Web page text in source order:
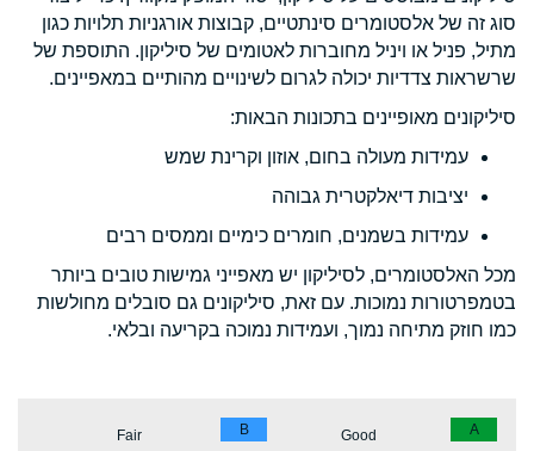
סוג זה של אלסטומרים סינתטיים, קבוצות אורגניות תלויות כגון
מתיל, פניל או ויניל מחוברות לאטומים של סיליקון. התוספת של
שרשראות צדדיות יכולה לגרום לשינויים מהותיים במאפיינים.
סיליקונים מאופיינים בתכונות הבאות:
עמידות מעולה בחום, אוזון וקרינת שמש
יציבות דיאלקטרית גבוהה
עמידות בשמנים, חומרים כימיים וממסים רבים
מכל האלסטומרים, לסיליקון יש מאפייני גמישות טובים ביותר
בטמפרטורות נמוכות. עם זאת, סיליקונים גם סובלים מחולשות
כמו חוזק מתיחה נמוך, ועמידות נמוכה בקריעה ובלאי.
A
Good
B
Fair